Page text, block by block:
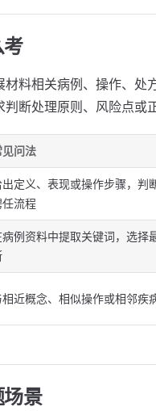
材料相关病例、操作、处
断处理原则、风险点或
见问法
出定义、表现或操作步骤，判
任流程
病例资料中提取关键词，选择
相近概念、相似操作或相邻疾
景